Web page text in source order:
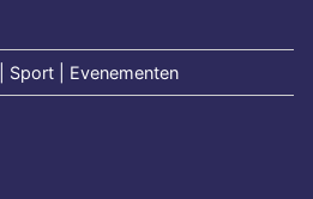
Sport | Evenementen